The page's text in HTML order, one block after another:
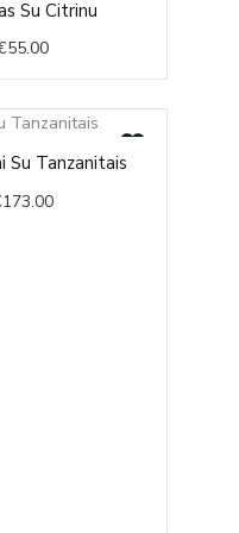
Su Citrinu
55.00
price
is:
€55.00.
Su Tanzanitais
173.00
price
is: